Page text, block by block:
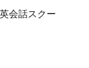
会話スクー